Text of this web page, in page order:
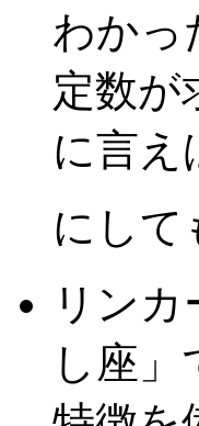
わかっ
定数が
に言え
にして
リン
し座